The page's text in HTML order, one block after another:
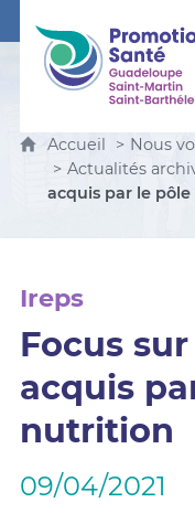
Promotion Santé
Accueil Nous
Actualités
acquis par le
Ireps
Focus
acquis
nutrition
09/04/2021